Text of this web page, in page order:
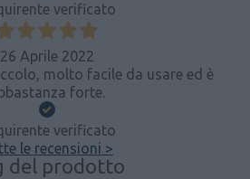
verificato
26 Aprile 2022
molto facile da usare ed è
forte.
verificato
le recensioni >
del prodotto